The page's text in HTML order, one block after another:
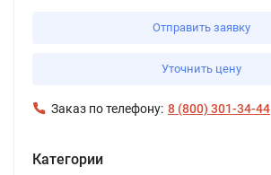
Отправить заявку
Уточнить цену
Заказ по телефону: 8 (800) 301-34-44
Категории